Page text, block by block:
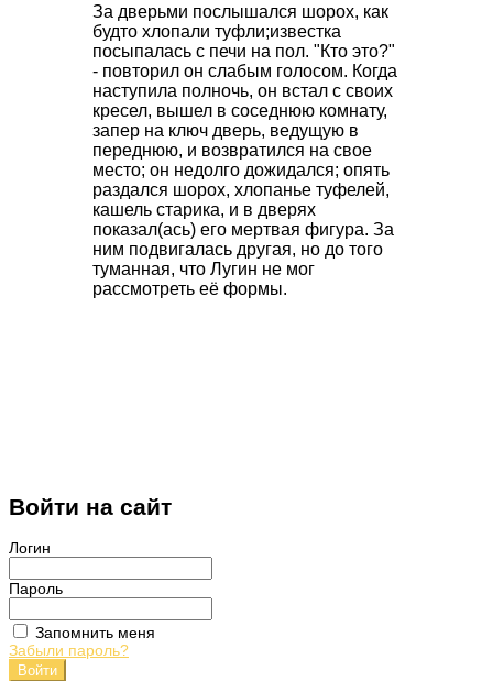
За дверьми послышался шорох, как
будто хлопали туфли;известка
посыпалась с печи на пол. "Кто это?"
- повторил он слабым голосом. Когда
наступила полночь, он встал с своих
кресел, вышел в соседнюю комнату,
запер на ключ дверь, ведущую в
переднюю, и возвратился на свое
место; он недолго дожидался; опять
раздался шорох, хлопанье туфелей,
кашель старика, и в дверях
показал(ась) его мертвая фигура. За
ним подвигалась другая, но до того
туманная, что Лугин не мог
рассмотреть её формы.
Войти на сайт
Логин
Пароль
Запомнить меня
Забыли пароль?
Войти